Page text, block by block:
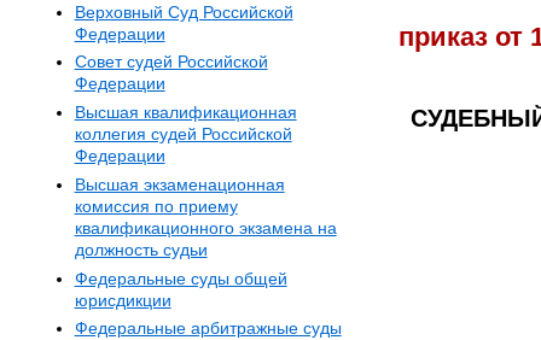
приказ от
Верховный Суд Российской
Федерации
Совет судей Российской
Федерации
Высшая квалификационная
коллегия судей Российской
Федерации
Высшая экзаменационная
комиссия по приему
квалификационного экзамена на
должность судьи
Федеральные суды общей
юрисдикции
Федеральные арбитражные суды